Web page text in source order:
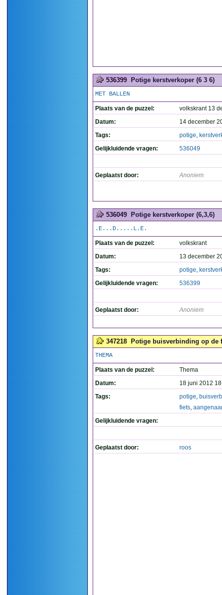
536399 Potige kerstverkoper (6 3 6)
MET BALLEN
Plaats van de puzzel:
volkskrant 13
Datum:
14 december
Tags:
potige,
Gelijkluidende vragen:
536049
Geplaatst door: Anoniem
536049 Potige kerstverkoper (6,3,6)
.E...D.....L.E.
Plaats van de puzzel:
volkskrant
Datum:
13 december
Tags:
potige,
Gelijkluidende vragen:
536399
Geplaatst door: Anoniem
347218 Potige buisverbinding op de
THEMA
Plaats van de puzzel:
Thema
Datum:
18 juni 2012
Tags:
potige,
fiets,
Gelijkluidende vragen:
Geplaatst door: roos